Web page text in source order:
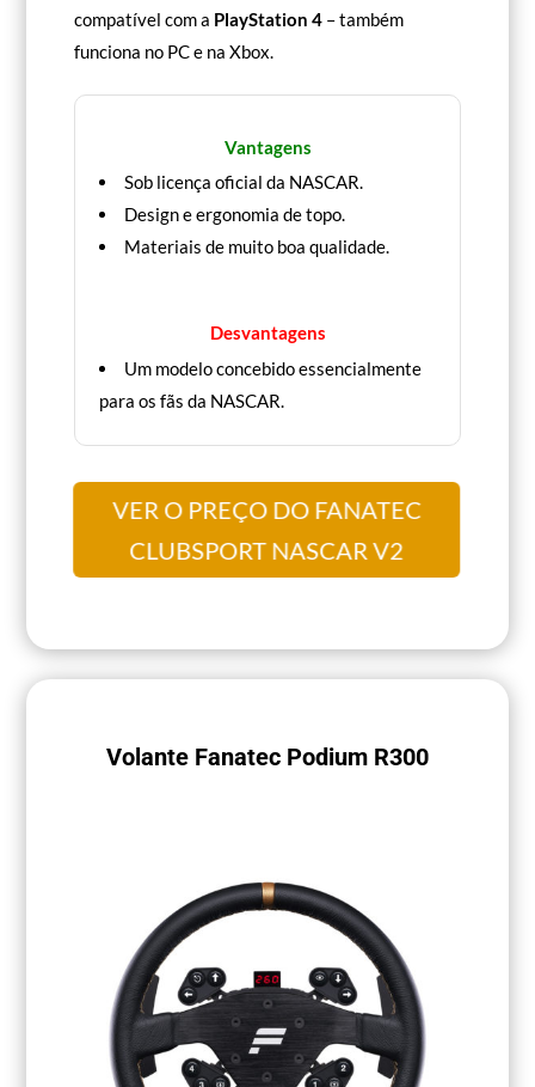
compatível com a PlayStation 4 – também
funciona no PC e na Xbox.
Vantagens
Sob licença oficial da NASCAR.
Design e ergonomia de topo.
Materiais de muito boa qualidade.
Desvantagens
Um modelo concebido essencialmente
para os fãs da NASCAR.
VER O PREÇO DO FANATEC
CLUBSPORT NASCAR V2
Volante Fanatec Podium R300